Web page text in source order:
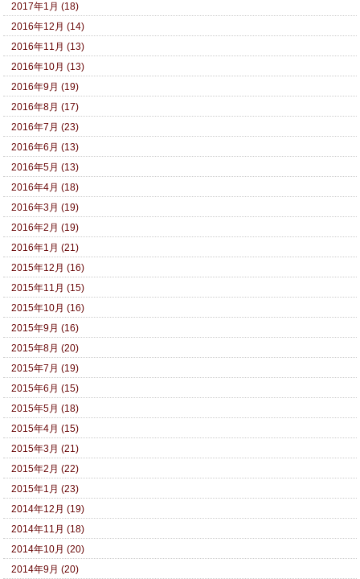
2017年1月 (18)
2016年12月 (14)
2016年11月 (13)
2016年10月 (13)
2016年9月 (19)
2016年8月 (17)
2016年7月 (23)
2016年6月 (13)
2016年5月 (13)
2016年4月 (18)
2016年3月 (19)
2016年2月 (19)
2016年1月 (21)
2015年12月 (16)
2015年11月 (15)
2015年10月 (16)
2015年9月 (16)
2015年8月 (20)
2015年7月 (19)
2015年6月 (15)
2015年5月 (18)
2015年4月 (15)
2015年3月 (21)
2015年2月 (22)
2015年1月 (23)
2014年12月 (19)
2014年11月 (18)
2014年10月 (20)
2014年9月 (20)